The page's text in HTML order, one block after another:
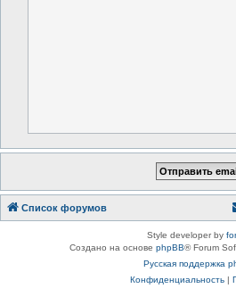
Список форумов
Style developer by
Создано на основе phpBB® Forum
Русская поддержка
Конфиденциальность|